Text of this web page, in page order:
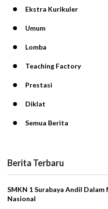
Ekstra Kurikuler
Umum
Lomba
Teaching Factory
Prestasi
Diklat
Semua Berita
Berita Terbaru
SMKN 1 Surabaya Andil
Nasional